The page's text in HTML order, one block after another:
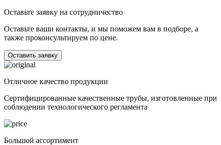
Оставьте заявку на сотрудничество
Оставьте ваши контакты, и мы поможем вам в подборе, а
также проконсультируем по цене.
Оставить заявку
Отличное качество продукции
Сертифицированные качественные трубы, изготовленные при
соблюдении технологического регламента
Большой ассортимент